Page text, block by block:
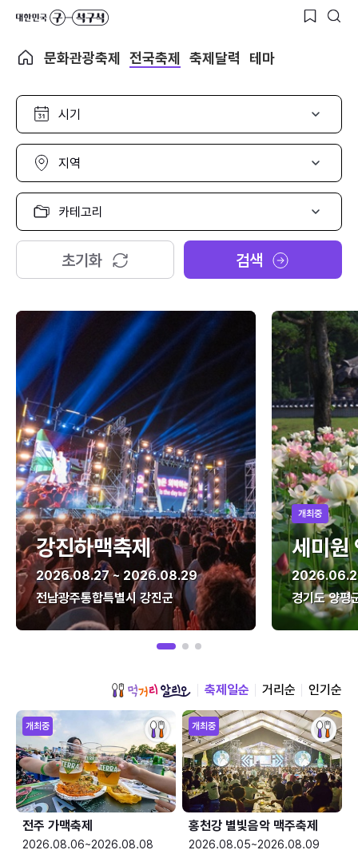
문화관광축제 전국축제 축제달력 테마
시
선
택
지
선
택
카
고
리
택
초기화 검색
강진하맥축제
2026.08.27 ~ 2026.08.29
전남광주통합특별시 강진군
개최중
세미원
경기도 양평
축제일순 거리순 인기순
개최중
전주 가맥축제
2026.08.06~2026.08.08
개최중
홍천강 별빛음악 맥주축제
2026.08.05~2026.08.09